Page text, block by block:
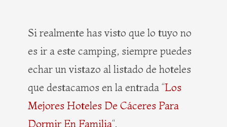
Si realmente has visto que lo tuyo no
es ir a este camping, siempre puedes
echar un vistazo al listado de hoteles
que destacamos en la entrada “Los
Mejores Hoteles De Cáceres Para
Dormir En Familia“.